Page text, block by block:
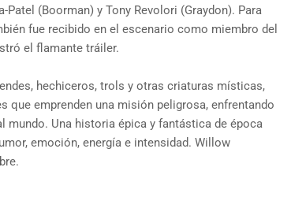
Patel (Boorman) y Tony Revolori (Graydon). Para
fue recibido en el escenario como miembro del
el flamante tráiler.
hechiceros, trols y otras criaturas místicas,
emprenden una misión peligrosa, enfrentando
Una historia épica y fantástica de época
emoción, energía e intensidad. Willow